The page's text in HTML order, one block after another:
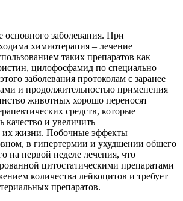
основного заболевания. При
химиотерапия – лечение
таких препаратов как
цилофосфамид по специально
заболевания протоколам с заранее
и продолжительностью применения
животных хорошо переносят
средств, которые
качество и увеличить
их жизни. Побочные эффекты
в гипертермии и ухудшении общего
на первой неделе лечения, что
цитостатическими препаратами
количества лейкоцитов и требует
препаратов.